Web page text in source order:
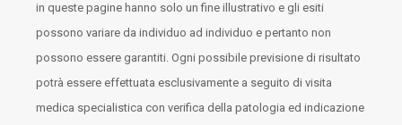
in queste pagine hanno solo un fine illustrativo e gli esiti
possono variare da individuo ad individuo e pertanto non
possono essere garantiti. Ogni possibile previsione di risultato
potrà essere effettuata esclusivamente a seguito di visita
medica specialistica con verifica della patologia ed indicazione